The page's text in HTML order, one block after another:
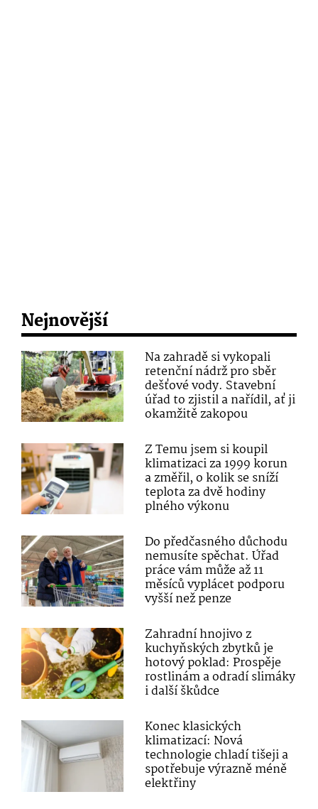
Nejnovější
Na zahradě si vykopali
retenční nádrž pro sběr
dešťové vody. Stavební
úřad to zjistil a nařídil, ať ji
okamžitě zakopou
Z Temu jsem si koupil
klimatizaci za 1999 korun
a změřil, o kolik se sníží
teplota za dvě hodiny
plného výkonu
Do předčasného důchodu
nemusíte spěchat. Úřad
práce vám může až 11
měsíců vyplácet podporu
vyšší než penze
Zahradní hnojivo z
kuchyňských zbytků je
hotový poklad: Prospěje
rostlinám a odradí slimáky
i další škůdce
Konec klasických
klimatizací: Nová
technologie chladí tišeji a
spotřebuje výrazně méně
elektřiny